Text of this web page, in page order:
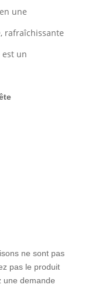
une
rafraîchissante
un
ne sont pas
pas le produit
une demande